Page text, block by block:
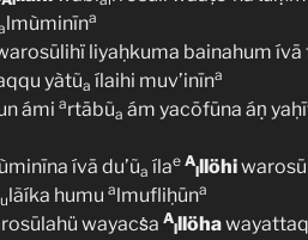
lmùminīna
liyaḥkuma bainahum ívā
yàtũa ílaihi muv’inīna
ámi artābũa ám yacōfūna áṇ
ívā du’ũa ílae A
lllöhi
ulãíka humu almufliḥūna
wayacṡa A
lllöha